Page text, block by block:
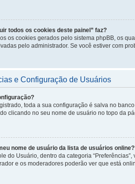
todos os cookies deste painel” faz?
os cookies gerados pelo sistema phpBB, os
pelo administrador. Se você estiver com
e Configuração de Usuários
toda a sua configuração é salva no
clicando no seu nome de usuário no topo da
nome de usuário da lista de usuários online?
do Usuário, dentro da categoria
e os moderadores poderão ver que está